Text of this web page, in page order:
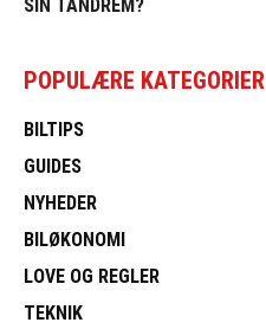
SIN TANDREM?
POPULÆRE KATEGORIER
BILTIPS
GUIDES
NYHEDER
BILØKONOMI
LOVE OG REGLER
TEKNIK